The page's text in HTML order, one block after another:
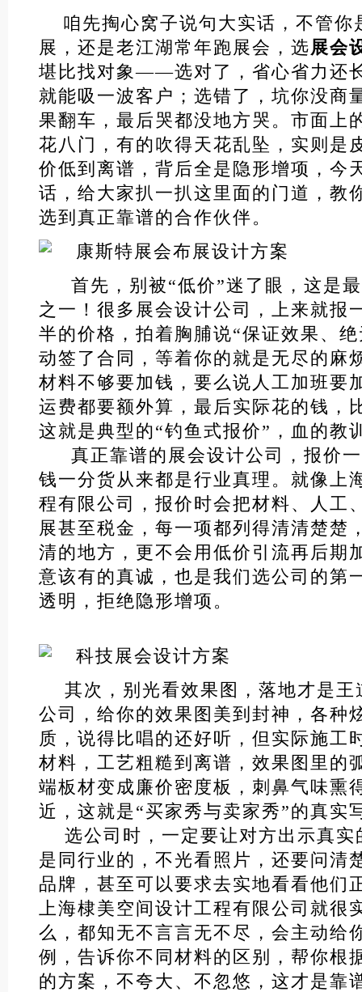
咱先掏心窝子说句大实话，不管你
展，还是老江湖常年跑展会，选展会
堪比找对象——选对了，省心省力还
就能吸一波客户；选错了，坑你没商
果翻车，最后哭都没地方哭。市面上
花八门，有的吹得天花乱坠，实则是
价低到离谱，背后全是隐形增项，今
话，给大家扒一扒这里面的门道，教
选到真正靠谱的合作伙伴。
首先，别被“低价”迷了眼，这是
之一！很多展会设计公司，上来就报
半的价格，拍着胸脯说“保证效果、
动签了合同，等着你的就是无尽的麻
材料不够要加钱，要么说人工加班要
运费都要额外算，最后实际花的钱，
这就是典型的“钓鱼式报价”，血的教
真正靠谱的展会设计公司，报价一
钱一分货从来都是行业真理。就像上
程有限公司，报价时会把材料、人工
展甚至税金，每一项都列得清清楚楚
清的地方，更不会用低价引流再后期
意该有的真诚，也是我们选公司的第
透明，拒绝隐形增项。
其次，别光看效果图，落地才是王
公司，给你的效果图美到封神，各种
质，说得比唱的还好听，但实际施工
材料，工艺粗糙到离谱，效果图里的
端板材变成廉价密度板，刺鼻气味熏
近，这就是“买家秀与卖家秀”的真实
选公司时，一定要让对方出示真实
是同行业的，不光看照片，还要问清
品牌，甚至可以要求去实地看看他们
上海棣美空间设计工程有限公司就很
么，都知无不言言无不尽，会主动给
例，告诉你不同材料的区别，帮你根
的方案，不夸大、不忽悠，这才是靠